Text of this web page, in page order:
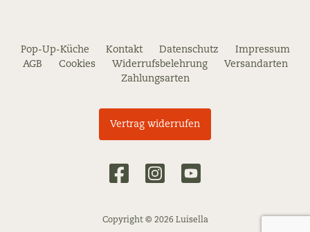
Pop-Up-Küche Kontakt Datenschutz
Impressum
AGB
Cookies Widerrufsbelehrung
Versandarten
Zahlungsarten
Vertrag widerrufen
Copyright © 2026 Luisella